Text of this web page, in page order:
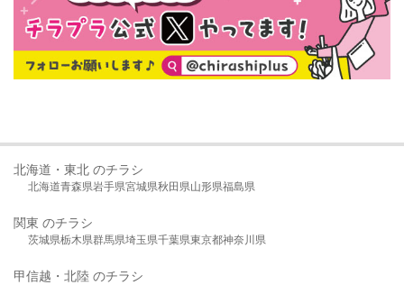
北海道・東北 のチラシ
北海道青森県岩手県宮城県秋田県山形県福島県
関東 のチラシ
茨城県栃木県群馬県埼玉県千葉県東京都神奈川県
甲信越・北陸 のチラシ